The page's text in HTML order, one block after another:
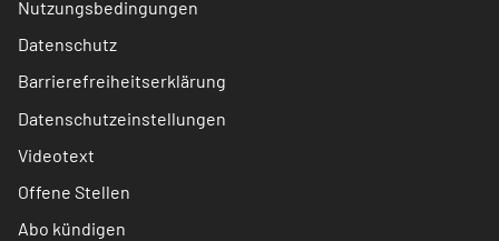
Nutzungsbedingungen
Datenschutz
Barrierefreiheitserklärung
Datenschutzeinstellungen
Videotext
Offene Stellen
Abo kündigen